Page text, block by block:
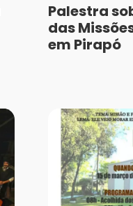
Palestra
das
em Pirapó